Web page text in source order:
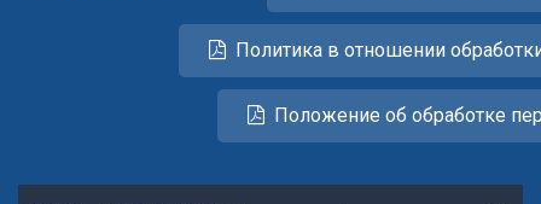
Политика в отношении
Положение об обработке